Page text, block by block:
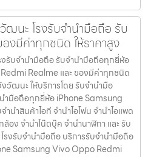
ฒนะ โรงรับจำนำมือถือ รับ
งมีค่าทุกชนิด ให้ราคาสูง
รับจำนำมือถือ รับจำนำมือถือทุกยี่ห้อ
Realme และ ของมีค่าทุกชนิด
วัฒนะ ให้บริการโดย รับจํานํามือ
ำมือถือทุกยี่ห้อ iPhone Samsung
ำสินค้าไอที จำนำไอโฟน จำนำไอแพด
อง จำนำโน๊ตบุ๊ค จำนำนาฬิกา และ รับ
รงรับจำนำมือถือ บริการรับจำนำมือถือ
Samsung Vivo Oppo Redmi